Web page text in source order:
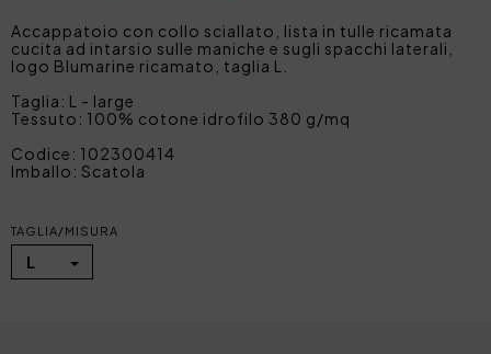
Accappatoio con collo sciallato, lista in tulle ricamata
cucita ad intarsio sulle maniche e sugli spacchi laterali,
logo Blumarine ricamato, taglia L.
Taglia: L - large
Tessuto: 100% cotone idrofilo 380 g/mq
Codice: 102300414
Imballo: Scatola
TAGLIA/MISURA
L